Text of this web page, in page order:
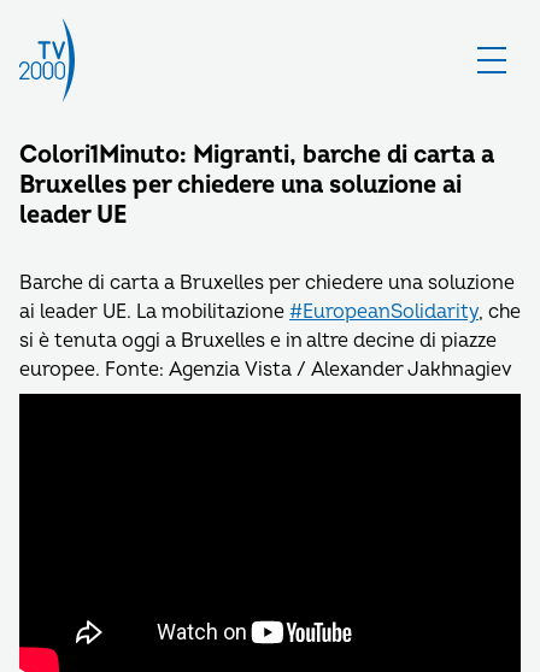
Colori1Minuto: Migranti, barche di carta a
Bruxelles per chiedere una soluzione ai
leader UE
Barche di carta a Bruxelles per chiedere una soluzione
ai leader UE. La mobilitazione #EuropeanSolidarity, che
si è tenuta oggi a Bruxelles e in altre decine di piazze
europee. Fonte: Agenzia Vista / Alexander Jakhnagiev